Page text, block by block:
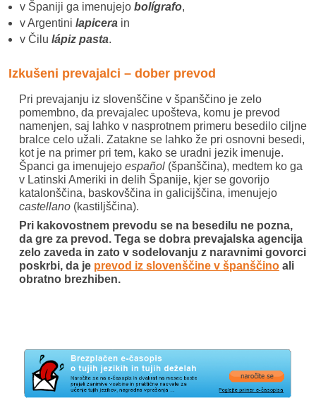
v Španiji ga imenujejo bolígrafo,
v Argentini lapicera in
v Čilu lápiz pasta.
Izkušeni prevajalci – dober prevod
Pri prevajanju iz slovenščine v španščino je zelo
pomembno, da prevajalec upošteva, komu je prevod
namenjen, saj lahko v nasprotnem primeru besedilo ciljne
bralce celo užali. Zatakne se lahko že pri osnovni besedi,
kot je na primer pri tem, kako se uradni jezik imenuje.
Španci ga imenujejo español (španščina), medtem ko ga
v Latinski Ameriki in delih Španije, kjer se govorijo
katalonščina, baskovščina in galicijščina, imenujejo
castellano (kastiljščina).
Pri kakovostnem prevodu se na besedilu ne pozna,
da gre za prevod. Tega se dobra prevajalska agencija
zelo zaveda in zato v sodelovanju z naravnimi govorci
poskrbi, da je prevod iz slovenščine v španščino ali
obratno brezhiben.